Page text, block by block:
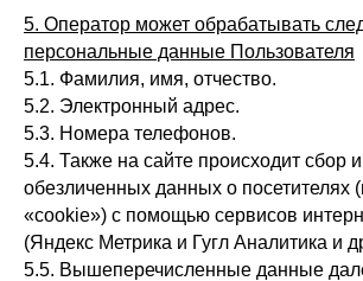
5. Оператор может обрабатывать
персональные данные Пользователя
5.1. Фамилия, имя, отчество.
5.2. Электронный адрес.
5.3. Номера телефонов.
5.4. Также на сайте происходит сбор
обезличенных данных о посетителях
«cookie») с помощью сервисов
(Яндекс Метрика и Гугл Аналитика и
5.5. Вышеперечисленные данные